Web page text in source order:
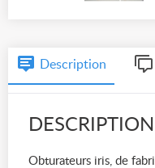
Description
DESCRIPTION
Obturateurs iris, de